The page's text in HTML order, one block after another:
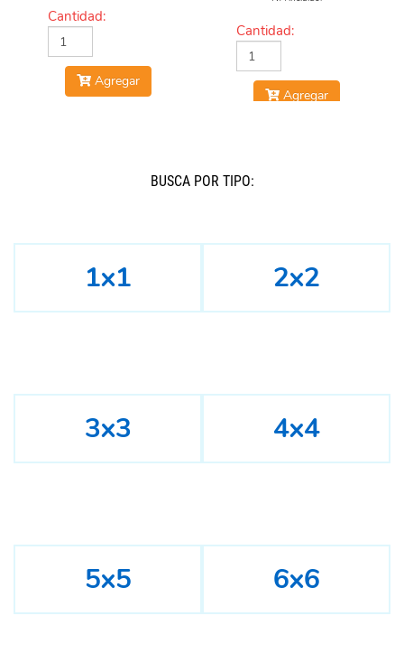
Cantidad:
Agregar
Cantidad:
Agregar
BUSCÁ POR TIPO:
1x1 2x2
3x3 4x4
5x5 6x6